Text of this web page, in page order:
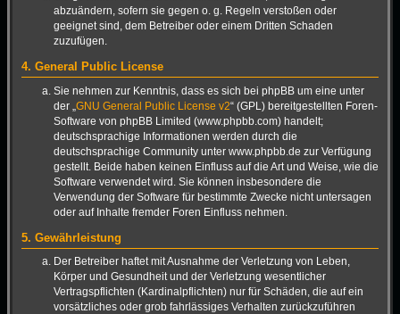
abzuändern, sofern sie gegen o. g. Regeln verstoßen oder
geeignet sind, dem Betreiber oder einem Dritten Schaden
zuzufügen.
4. General Public License
Sie nehmen zur Kenntnis, dass es sich bei phpBB um eine unter
der „ GNU General Public License v2“ (GPL) bereitgestellten Foren-
Software von phpBB Limited (www.phpbb.com) handelt;
deutschsprachige Informationen werden durch die
deutschsprachige Community unter www.phpbb.de zur Verfügung
gestellt. Beide haben keinen Einfluss auf die Art und Weise, wie die
Software verwendet wird. Sie können insbesondere die
Verwendung der Software für bestimmte Zwecke nicht untersagen
oder auf Inhalte fremder Foren Einfluss nehmen.
5. Gewährleistung
Der Betreiber haftet mit Ausnahme der Verletzung von Leben,
Körper und Gesundheit und der Verletzung wesentlicher
Vertragspflichten (Kardinalpflichten) nur für Schäden, die auf ein
vorsätzliches oder grob fahrlässiges Verhalten zurückzuführen